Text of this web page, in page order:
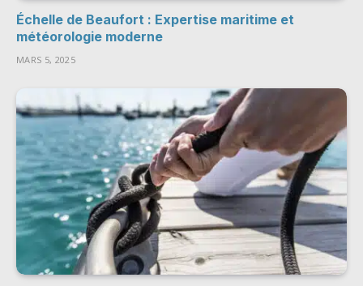
Échelle de Beaufort : Expertise maritime et
météorologie moderne
MARS 5, 2025